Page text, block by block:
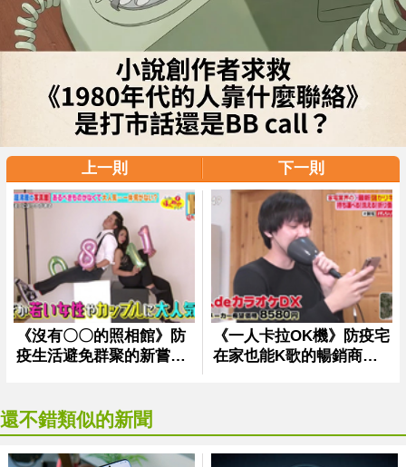
上一則 下一則
還不錯類似的新聞